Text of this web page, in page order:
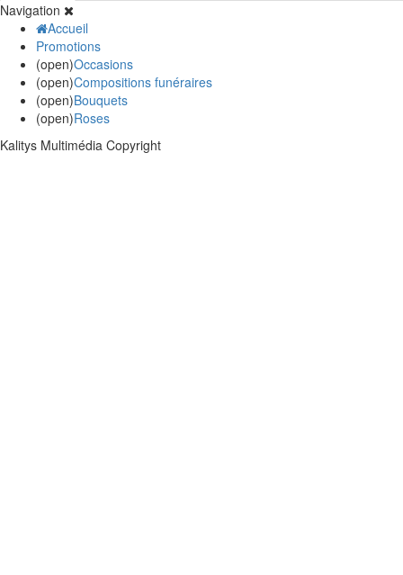
Navigation
Accueil
Promotions
(open)Occasions
(open)Compositions funéraires
(open)Bouquets
(open)Roses
Kalitys Multimédia Copyright